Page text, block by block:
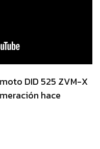
DID 525 ZVM-X
hace